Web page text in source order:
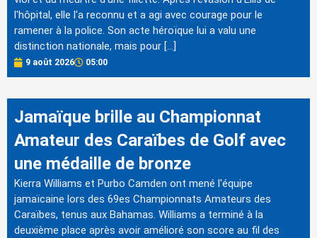
l'hôpital, elle l'a reconnu et a agi avec courage pour le
ramener à la police. Son acte héroïque lui a valu une
distinction nationale, mais pour […]
9 août 2026 05:00
Jamaïque brille au Championnat
Amateur des Caraïbes de Golf avec
une médaille de bronze
Kierra Williams et Purbo Camden ont mené l'équipe
jamaïcaine lors des 69es Championnats Amateurs des
Caraïbes, tenus aux Bahamas. Williams a terminé à la
deuxième place après avoir amélioré son score au fil des